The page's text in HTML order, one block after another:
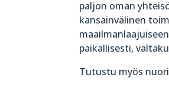
paljon oman
kansainvälinen
paikallisesti,
Tutustu myös